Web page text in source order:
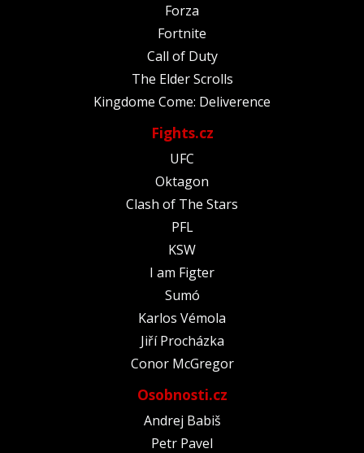
Forza
Fortnite
Call of Duty
The Elder Scrolls
Kingdome Come: Deliverence
Fights.cz
UFC
Oktagon
Clash of The Stars
PFL
KSW
I am Figter
Sumó
Karlos Vémola
Jiří Procházka
Conor McGregor
Osobnosti.cz
Andrej Babiš
Petr Pavel